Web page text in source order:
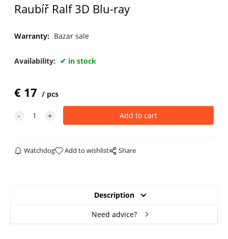
Raubíř Ralf 3D Blu-ray
Warranty: Bazar sale
Availability: in stock
€ 17 pcs
Watchdog Add to wishlist Share
Description
Need advice?